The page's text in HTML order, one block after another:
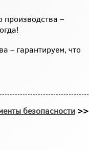
производства –
– гарантируем, что
безопасности >>